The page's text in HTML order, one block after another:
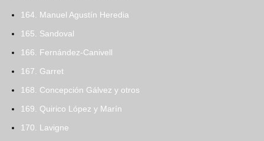
164. Manuel Agustín Heredia
165. Sandoval
166. Fernández-Canivell
167. Garret
168. Concepción Gálvez y otros
169. Quirico López y Marín
170. Lavigne